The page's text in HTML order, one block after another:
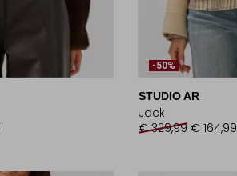
-50%
STUDIO AR
Jack
€ 329,99 € 164,99